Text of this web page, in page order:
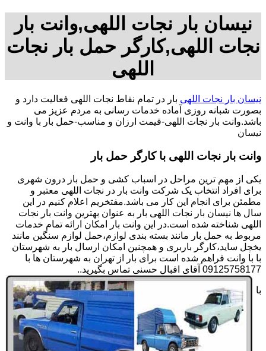
نیسان بار نجات اللهی,وانت بار
نجات اللهی,کارگر حمل بار نجات
اللهی
نیسان بار نجات اللهی بار در تمام نقاط نجات اللهی فعالیت دارد و
بصورت شبانه روزی آماده خدمات رسانی به مردم عزیز می
باشد.وانت بار نجات اللهی-قیمت ارزان و مناسب-حمل بار با وانت و
نیسان
وانت بار نجات اللهی با کارگر حمل بار
یکی از مهم ترین مراحل در اسباب کشی و حمل بار درون شهری
برای افراد انتخاب یک شرکت وانت بار در نجات اللهی معتبر و
مطمئن برای انجام این کار می باشد.مفتخریم اعلام کنیم در این
سال ها نیسان بار نجات اللهی بار به عنوان بهترین وانت بار نجات
اللهی شناخته شده است.در این وانت بار امکان ارائه تمام خدمات
مربوط به حمل بار مانند بسته بندی لوازم،حمل لوازم سنگین مانند
یخچل ساید،کارگر باربری و همچنین امکان ارسال بار به شهرستان
با با وانت فراهم شده است برای بار از تهران به شهرستان ها با
09125758177 آقای اقبال حسنی تماس بگیرید..
با